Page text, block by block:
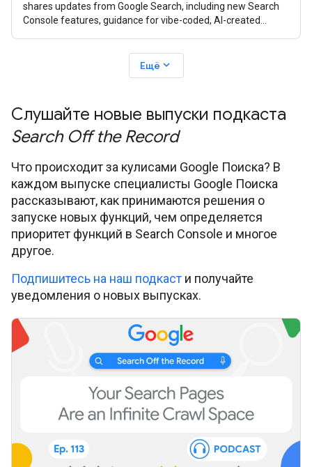
shares updates from Google Search, including new Search
Console features, guidance for vibe-coded, AI-created
Ещё expand_more
Слушайте новые выпуски подкаста
Search Off the Record
Что происходит за кулисами Google Поиска? В
каждом выпуске специалисты Google Поиска
рассказывают, как принимаются решения о
запуске новых функций, чем определяется
приоритет функций в Search Console и многое
другое.
Подпишитесь на наш подкаст и получайте
уведомления о новых выпусках.